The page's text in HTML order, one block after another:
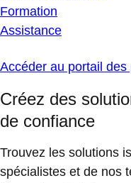
Formation
Assistance
Accéder au portail des
Créez des
de confiance
Trouvez les solutions
spécialistes et de nos